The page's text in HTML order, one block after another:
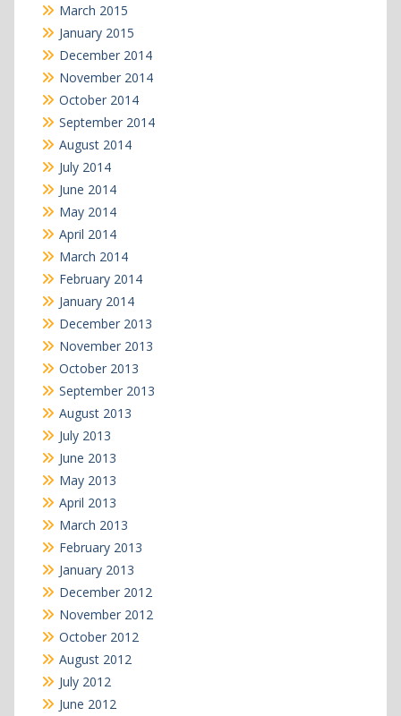
March 2015
January 2015
December 2014
November 2014
October 2014
September 2014
August 2014
July 2014
June 2014
May 2014
April 2014
March 2014
February 2014
January 2014
December 2013
November 2013
October 2013
September 2013
August 2013
July 2013
June 2013
May 2013
April 2013
March 2013
February 2013
January 2013
December 2012
November 2012
October 2012
August 2012
July 2012
June 2012